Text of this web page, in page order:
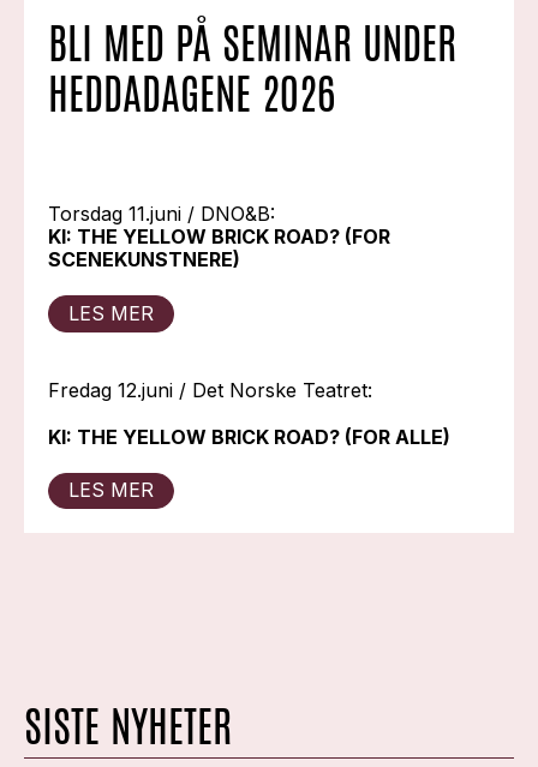
BLI MED PÅ SEMINAR UNDER
HEDDADAGENE 2026
Torsdag 11.juni / DNO&B:
KI: THE YELLOW BRICK ROAD? (FOR
SCENEKUNSTNERE)
LES MER
Fredag 12.juni / Det Norske Teatret:
KI: THE YELLOW BRICK ROAD? (FOR ALLE)
LES MER
SISTE NYHETER